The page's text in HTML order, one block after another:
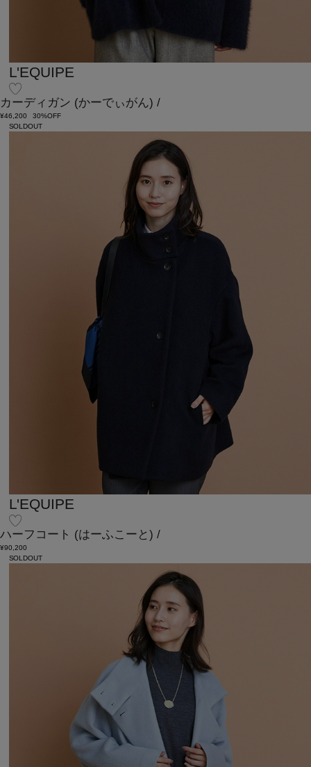
L'EQUIPE
カーディガン (かーでぃがん) /
¥46,200
30%OFF
SOLDOUT
L'EQUIPE
ハーフコート (はーふこーと) /
¥90,200
SOLDOUT